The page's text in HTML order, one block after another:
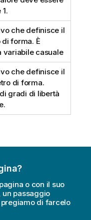
che definisce il
forma. È
variabile casuale
che definisce il
di forma.
gradi di libertà
o con il suo
un passaggio
di farcelo